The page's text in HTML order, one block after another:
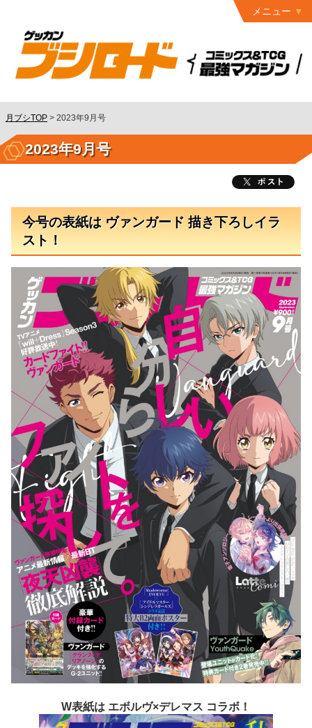
メニュー
最終号
お問い合わせ
月ブシTOP > 2023年9月号
2023年9月号
今号の表紙は ヴァンガード 描き下ろしイラ
スト！
W表紙は エボルヴ×デレマス コラボ！